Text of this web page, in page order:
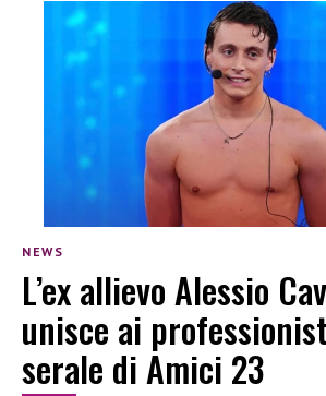
NEWS
L’ex allievo Alessio
unisce ai
serale di Amici 23